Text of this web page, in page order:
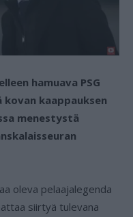
hamuava PSG
kaappauksen
menestystä
oleva pelaajalegenda
siirtyä tulevana